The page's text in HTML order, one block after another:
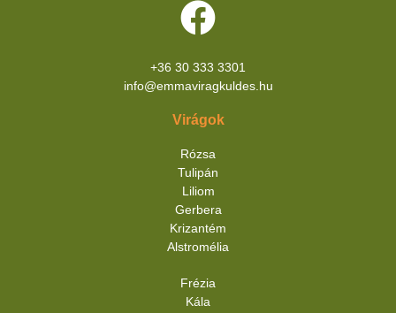
+36 30 333 3301
info@emmaviragkuldes.hu
Virágok
Rózsa
Tulipán
Liliom
Gerbera
Krizantém
Alstromélia
Frézia
Kála